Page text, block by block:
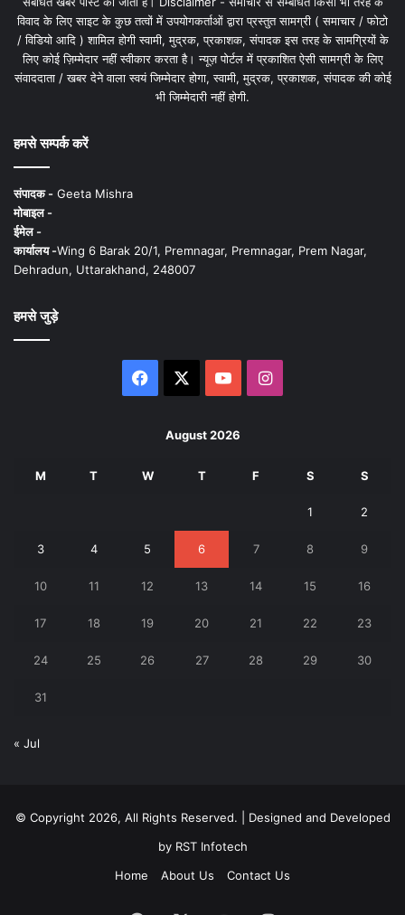
विवाद के लिए साइट के कुछ तत्वों में उपयोगकर्ताओं द्वारा प्रस्तुत सामग्री ( समाचार / फोटो
/ विडियो आदि ) शामिल होगी स्वामी, मुद्रक, प्रकाशक, संपादक इस तरह के सामग्रियों के
लिए कोई ज़िम्मेदार नहीं स्वीकार करता है। न्यूज़ पोर्टल में प्रकाशित ऐसी सामग्री के लिए
संवाददाता / खबर देने वाला स्वयं जिम्मेदार होगा, स्वामी, मुद्रक, प्रकाशक, संपादक की कोई
भी जिम्मेदारी नहीं होगी.
हमसे सम्पर्क करें
संपादक - Geeta Mishra
मोबाइल -
ईमेल -
कार्यालय -Wing 6 Barak 20/1, Premnagar, Premnagar, Prem Nagar,
Dehradun, Uttarakhand, 248007
हमसे जुड़े
Facebook YouTubeInstagram
August 2026
M T W T F S S
1 2
3 4 5 6 7 8 9
10 11 12 13 14 15 16
17 18 19 20 21 22 23
24 25 26 27 28 29 30
31
« Jul
© Copyright 2026, All Rights Reserved. | Designed and Developed
byRST Infotech
Home
About Us Contact Us